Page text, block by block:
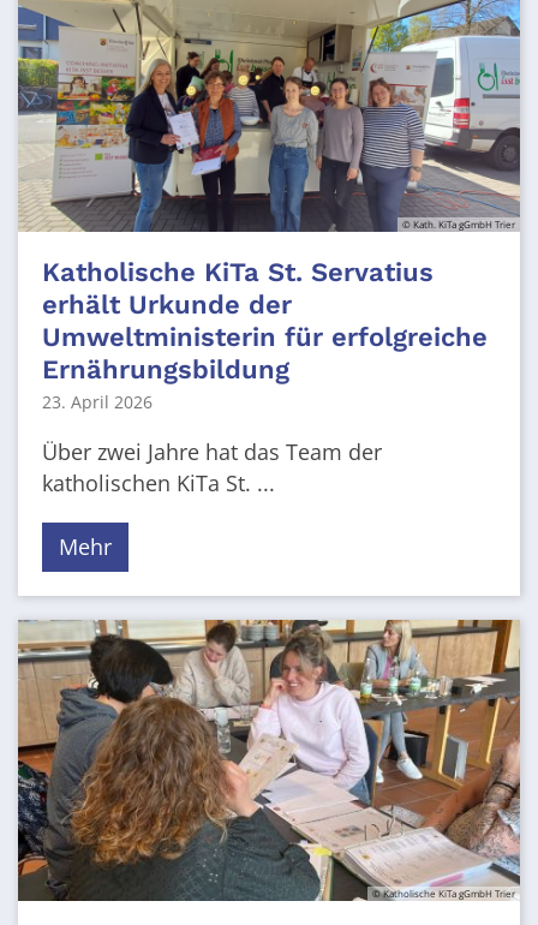
© Kath. KiTa gGmbH Trier
Katholische KiTa St. Servatius
erhält Urkunde der
Umweltministerin für erfolgreiche
Ernährungsbildung
23. April 2026
Über zwei Jahre hat das Team der
katholischen KiTa St. ...
Mehr
© Katholische KiTa gGmbH Trier